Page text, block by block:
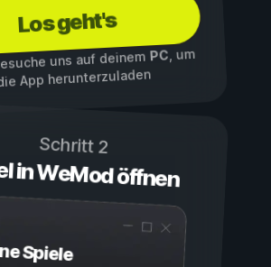
Los geht's
uns auf deinemPC, um
App herunterzuladen
Schritt 2
in WeMod öffnen
Spiele